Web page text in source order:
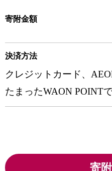
寄附金額
決済方法
クレジットカード、
たまったWAON POINT
寄